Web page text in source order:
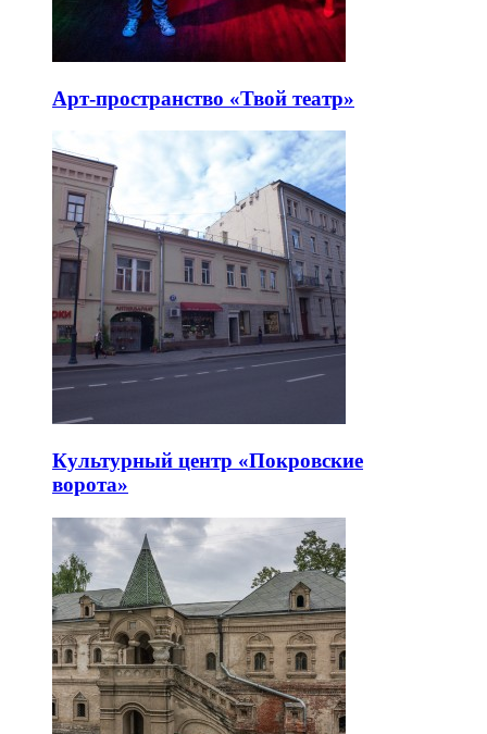
Арт-пространство «Твой театр»
Культурный центр «Покровские
ворота»